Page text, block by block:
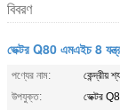
বিবরণ
ভেক্টর Q80 এমএইচ 8
পণ্যের নাম:
কেন্দ্রীয়
উপযুক্ত:
ভেক্টর